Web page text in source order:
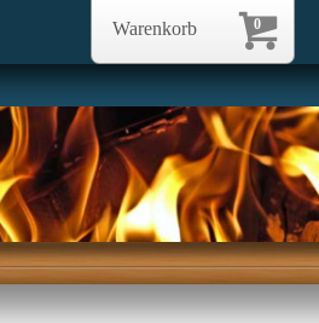
0
Warenkorb